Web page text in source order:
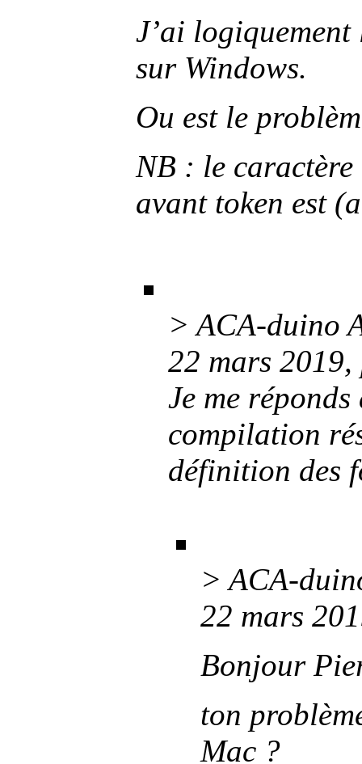
J’ai
sur Windows.
Ou est le
NB : le caractère
avant token est
> ACA-duino
22 mars
Je me
compilation
définition des
> ACA-
22 mars
Bonjour
ton
Mac ?